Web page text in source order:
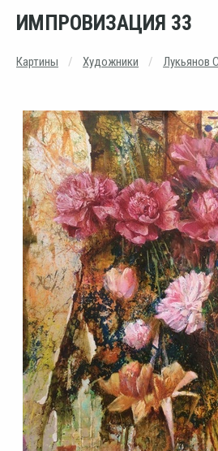
ИМПРОВИЗАЦИЯ 33
Картины Художники Лукьянов